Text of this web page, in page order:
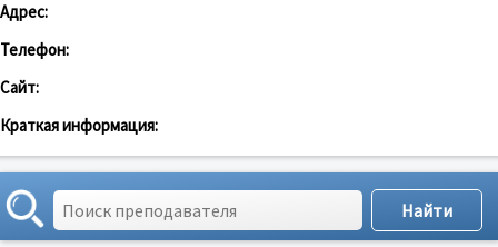
Адрес:
Телефон:
Сайт:
Краткая информация: